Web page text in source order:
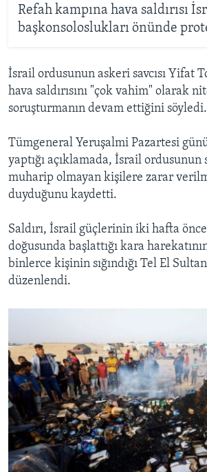
Refah kampına hava saldırısı
başkonsoloslukları önünde
İsrail ordusunun askeri savcısı Yifat
hava saldırısını "çok vahim" olarak
soruşturmanın devam ettiğini söyledi.
Tümgeneral Yeruşalmi Pazartesi
yaptığı açıklamada, İsrail ordusunun
muharip olmayan kişilere zarar
duyduğunu kaydetti.
Saldırı, İsrail güçlerinin iki hafta
doğusunda başlattığı kara
binlerce kişinin sığındığı Tel El
düzenlendi.